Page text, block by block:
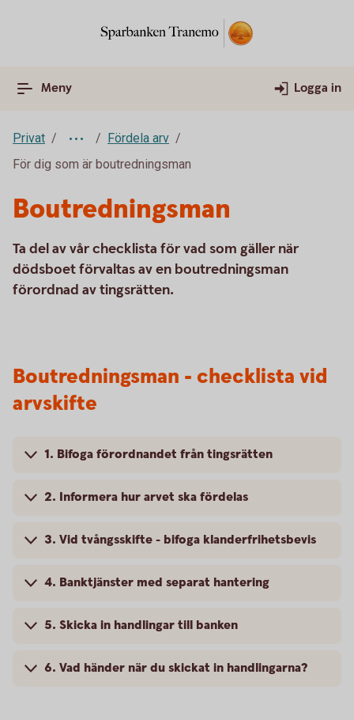
Meny Logga in
Privat
Fördela arv
För dig som är boutredningsman
Boutredningsman
Ta del av vår checklista för vad som gäller när
dödsboet förvaltas av en boutredningsman
förordnad av tingsrätten.
Boutredningsman - checklista vid
arvskifte
1. Bifoga förordnandet från tingsrätten
2. Informera hur arvet ska fördelas
3. Vid tvångsskifte - bifoga klanderfrihetsbevis
4. Banktjänster med separat hantering
5. Skicka in handlingar till banken
6. Vad händer när du skickat in handlingarna?